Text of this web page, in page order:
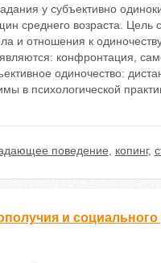
у субъективно
среднего возраста. Цель
и отношения к
конфронтация,
одиночество:
в психологической
поведение копинг,
и